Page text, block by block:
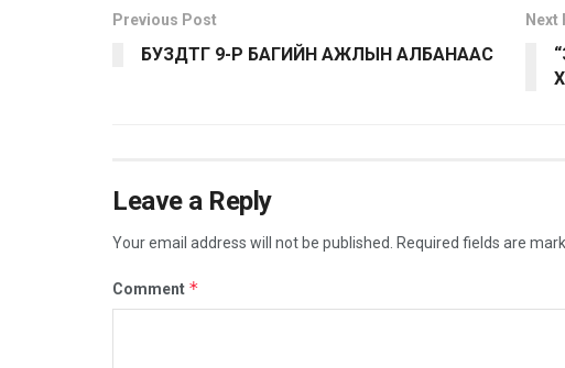
Previous Post
БУЗДТГ 9-Р БАГИЙН АЖЛЫН АЛБАНААС
Next
Leave a Reply
Your email address will not be published. Required fields are
Comment *